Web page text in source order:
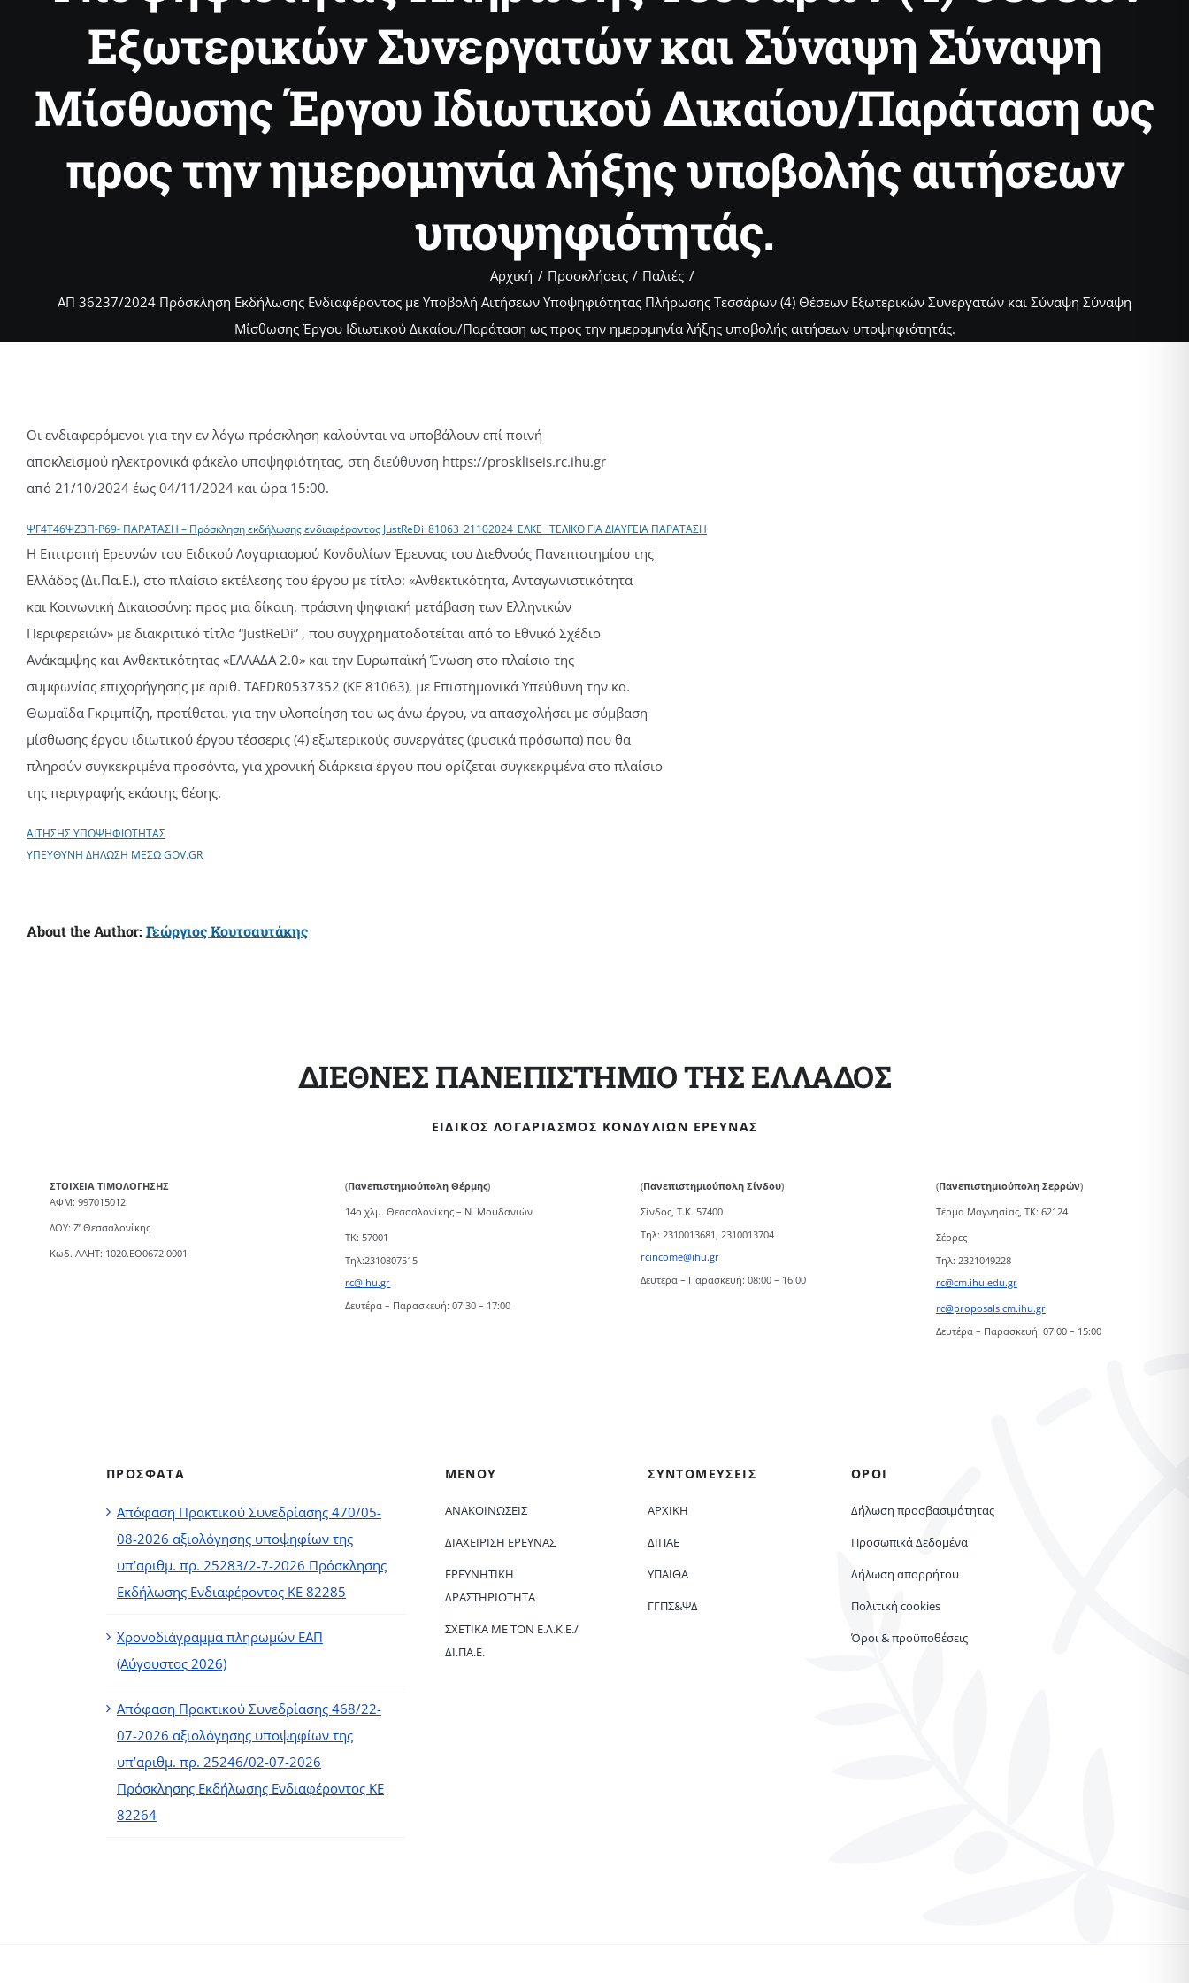
Εξωτερικών Συνεργατών και Σύναψη Σύναψη
Μίσθωσης Έργου Ιδιωτικού Δικαίου/Παράταση ως
προς την ημερομηνία λήξης υποβολής αιτήσεων
υποψηφιότητάς.
Αρχική Προσκλήσεις
Παλιές
ΑΠ 36237/2024 Πρόσκληση Εκδήλωσης Ενδιαφέροντος με Υποβολή Αιτήσεων Υποψηφιότητας Πλήρωσης Τεσσάρων (4) Θέσεων Εξωτερικών Συνεργατών και Σύναψη Σύναψη
Μίσθωσης Έργου Ιδιωτικού Δικαίου/Παράταση ως προς την ημερομηνία λήξης υποβολής αιτήσεων υποψηφιότητάς.
Οι ενδιαφερόμενοι για την εν λόγω πρόσκληση καλούνται να υποβάλουν επί ποινή
αποκλεισμού ηλεκτρονικά φάκελο υποψηφιότητας, στη διεύθυνση https://proskliseis.rc.ihu.gr
από 21/10/2024 έως 04/11/2024 και ώρα 15:00.
ΨΓ4Τ46ΨΖ3Π-Ρ69- ΠΑΡΑΤΑΣΗ – Πρόσκληση εκδήλωσης ενδιαφέροντος JustReDi_81063_21102024_ΕΛΚΕ_ ΤΕΛΙΚΟ ΓΙΑ ΔΙΑΥΓΕΙΑ ΠΑΡΑΤΑΣΗ
Η Επιτροπή Ερευνών του Ειδικού Λογαριασμού Κονδυλίων Έρευνας του Διεθνούς Πανεπιστημίου της
Ελλάδος (Δι.Πα.Ε.), στο πλαίσιο εκτέλεσης του έργου με τίτλο: «Ανθεκτικότητα, Ανταγωνιστικότητα
και Κοινωνική Δικαιοσύνη: προς μια δίκαιη, πράσινη ψηφιακή μετάβαση των Ελληνικών
Περιφερειών» με διακριτικό τίτλο “JustReDi” , που συγχρηματοδοτείται από το Εθνικό Σχέδιο
Ανάκαμψης και Ανθεκτικότητας «ΕΛΛΑΔΑ 2.0» και την Ευρωπαϊκή Ένωση στο πλαίσιο της
συμφωνίας επιχορήγησης με αριθ. TAEDR0537352 (ΚΕ 81063), με Επιστημονικά Υπεύθυνη την κα.
Θωμαϊδα Γκριμπίζη, προτίθεται, για την υλοποίηση του ως άνω έργου, να απασχολήσει με σύμβαση
μίσθωσης έργου ιδιωτικού έργου τέσσερις (4) εξωτερικούς συνεργάτες (φυσικά πρόσωπα) που θα
πληρούν συγκεκριμένα προσόντα, για χρονική διάρκεια έργου που ορίζεται συγκεκριμένα στο πλαίσιο
της περιγραφής εκάστης θέσης.
ΑΙΤΗΣΗΣ ΥΠΟΨΗΦΙΟΤΗΤΑΣ
ΥΠΕΥΘΥΝΗ ΔΗΛΩΣΗ MΕΣΩ GOV.GR
About the Author: Γεώργιος Κουτσαυτάκης
ΔΙΕΘΝΕΣ ΠΑΝΕΠΙΣΤΗΜΙΟ ΤΗΣ ΕΛΛΑΔΟΣ
ΕΙΔΙΚΌΣ ΛΟΓΑΡΙΑΣΜΌΣ ΚΟΝΔΥΛΊΩΝ ΈΡΕΥΝΑΣ
ΣΤΟΙΧΕΙΑ ΤΙΜΟΛΟΓΗΣΗΣ
ΑΦΜ: 997015012
ΔΟΥ: Ζ’ Θεσσαλονίκης
Κωδ. ΑΑΗΤ: 1020.ΕΟ0672.0001
(Πανεπιστημιούπολη Θέρμης)
14ο χλμ. Θεσσαλονίκης – Ν. Μουδανιών
TK: 57001
Τηλ:2310807515
rc@ihu.gr
Δευτέρα – Παρασκευή: 07:30 – 17:00
(Πανεπιστημιούπολη Σίνδου)
Σίνδος, Τ.Κ. 57400
Τηλ: 2310013681, 2310013704
rcincome@ihu.gr
Δευτέρα – Παρασκευή: 08:00 – 16:00
(Πανεπιστημιούπολη Σερρών)
Τέρμα Μαγνησίας, ΤΚ: 62124
Σέρρες
Τηλ: 2321049228
rc@cm.ihu.edu.gr
rc@proposals.cm.ihu.gr
Δευτέρα – Παρασκευή: 07:00 – 15:00
ΠΡΟΣΦΑΤΑ
Απόφαση Πρακτικού Συνεδρίασης 470/05-
08-2026 αξιολόγησης υποψηφίων της
υπ’αριθμ. πρ. 25283/2-7-2026 Πρόσκλησης
Εκδήλωσης Ενδιαφέροντος ΚΕ 82285
Χρονοδιάγραμμα πληρωμών ΕΑΠ
(Αύγουστος 2026)
Απόφαση Πρακτικού Συνεδρίασης 468/22-
07-2026 αξιολόγησης υποψηφίων της
υπ’αριθμ. πρ. 25246/02-07-2026
Πρόσκλησης Εκδήλωσης Ενδιαφέροντος ΚΕ
82264
ΜΕΝΟΥ
ΑΝΑΚΟΙΝΏΣΕΙΣ
ΔΙΑΧΕΊΡΙΣΗ ΈΡΕΥΝΑΣ
ΕΡΕΥΝΗΤΙΚΉ
ΔΡΑΣΤΗΡΙΌΤΗΤΑ
ΣΧΕΤΙΚΆ ΜΕ ΤΟΝ Ε.Λ.Κ.Ε./
ΔΙ.ΠΑ.Ε.
ΣΥΝΤΟΜΕΥΣΕΙΣ
ΑΡΧΙΚΗ
ΔΙΠΑΕ
ΥΠΑΙΘΑ
ΓΓΠΣ&ΨΔ
ΟΡΟΙ
Δήλωση προσβασιμότητας
Προσωπικά Δεδομένα
Δήλωση απορρήτου
Πολιτική cookies
Όροι & προϋποθέσεις